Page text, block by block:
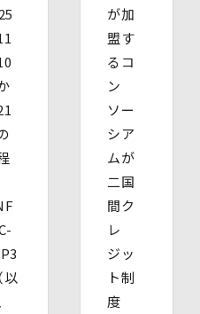
認書類の写し
徴収方法
面でのご請求の場合は、
だく場合は、ご請求時にご
せ窓口
目3番5号 ヒューリック銀座
性及び当該情報を与えな
てご本⼈によってご提供い
以
が加
盟す
るコ
ン
ソー
シア
ムが
二国
間ク
レ
ジッ
ト制
度